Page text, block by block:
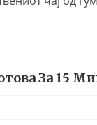
За 15